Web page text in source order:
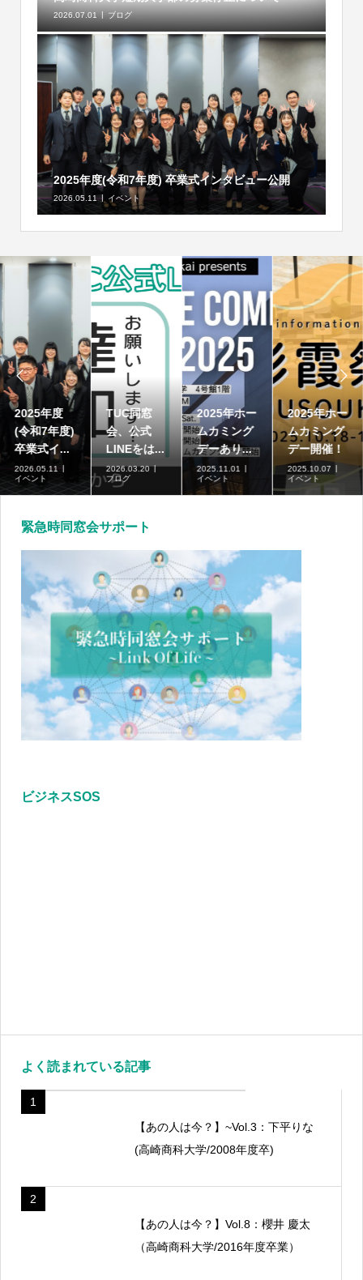
2026.07.01 ブログ
2025年度(令和7年度) 卒業式インタビュー公開
2026.05.11 イベント

2025年度
(令和7年度)
卒業式イ...
2026.05.11
イベント
TUC同窓
会、公式
LINEをは...
2026.03.20
ブログ
2025年ホー
ムカミング
デーあり...
2025.11.01
イベント
2025年ホー
ムカミング
デー開催！
2025.10.07
イベント

緊急時同窓会サポート
ビジネスSOS
よく読まれている記事
1
【あの人は今？】~Vol.3：下平りな
(高崎商科大学/2008年度卒)
2
【あの人は今？】Vol.8：櫻井 慶太
（高崎商科大学/2016年度卒業）